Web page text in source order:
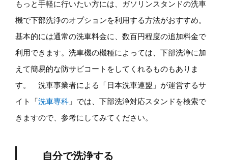
もっと手軽に行いたい方には、ガソリンスタンドの洗車
機で下部洗浄のオプションを利用する方法がおすすめ。
基本的には通常の洗車料金に、数百円程度の追加料金で
利用できます。洗車機の機種によっては、下部洗浄に加
えて簡易的な防サビコートをしてくれるものもありま
す。 洗車事業者による「日本洗車連盟」が運営するサ
イト「洗車専科 」では、下部洗浄対応スタンドを検索で
きますので、参考にしてみてください。
自分で洗浄する